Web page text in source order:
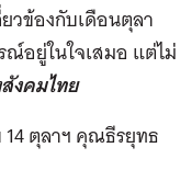
วข้องกับเดือนตุลา
อยู่ในใจเสมอ แต่ไม่
งคมไทย
14 ตุลาฯ คุณธีรยุทธ